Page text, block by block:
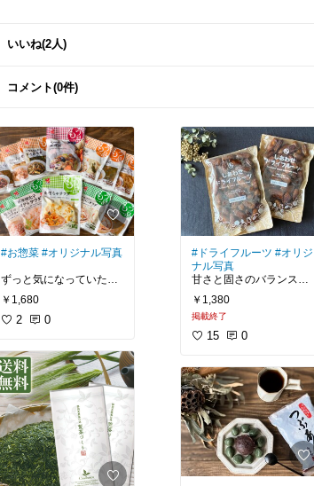
いいね(2人)
コメント(0件)
#お惣菜 #オリジナル写真
ずっと気になっていたセ
ット！
内容はおまかせなので、
何が届くかわからないの
す。
#買ってよかった
#我が家のお取り寄せ
#お試しセット
#おうちごはん
#晩酌のおとも
￥1,680
2 0
#ドライフルーツ #オリジ
ナル写真
甘さと固さのバランスの
よいデーツ♪
リピ買いしてます。
#我が家のお取り寄せ
#買いまわり
￥1,380
掲載終了
15 0